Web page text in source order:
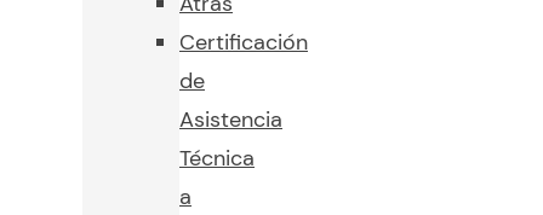
Certificación
de
Asistencia
Técnica
a